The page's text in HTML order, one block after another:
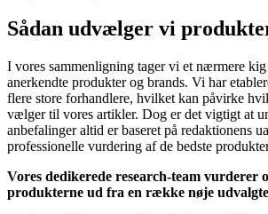
Sådan udvælger vi
I vores sammenligning tager vi et nærmere
anerkendte produkter og brands. Vi har
flere store forhandlere, hvilket kan påvirke
vælger til vores artikler. Dog er det vigtigt at
anbefalinger altid er baseret på redaktionens
professionelle vurdering af de bedste
Vores dedikerede research-team vurderer
produkterne ud fra en række nøje